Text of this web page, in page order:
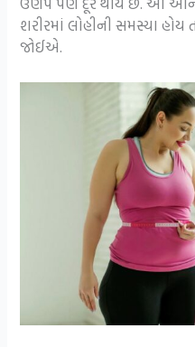
શરીરમાં લોહીની સમસ્યા હોય
જોઈએ.